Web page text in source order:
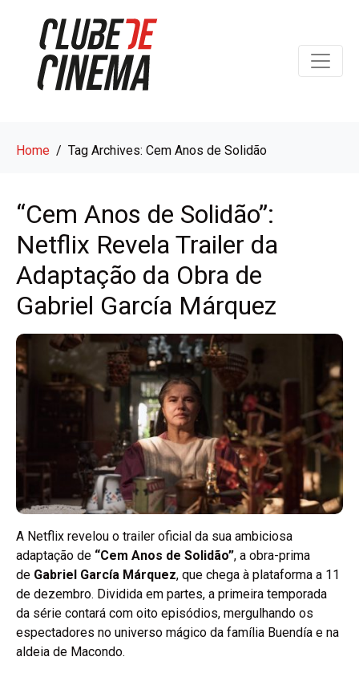
Home Tag Archives: Cem Anos de Solidão
“Cem Anos de Solidão”:
Netflix Revela Trailer da
Adaptação da Obra de
Gabriel García Márquez
A Netflix revelou o trailer oficial da sua ambiciosa
adaptação de “Cem Anos de Solidão”, a obra-prima
de Gabriel García Márquez, que chega à plataforma a 11
de dezembro. Dividida em partes, a primeira temporada
da série contará com oito episódios, mergulhando os
espectadores no universo mágico da família Buendía e na
aldeia de Macondo.